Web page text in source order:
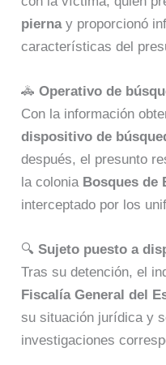
piernay proporcionó
características del
🚓Operativo de
Con la información
dispositivo de
después, el presunto
la colonia Bosques de
interceptado por los
🔍Sujeto puesto a
Tras su detención, el
Fiscalía General del
su situación jurídica y
investigaciones